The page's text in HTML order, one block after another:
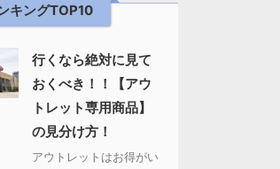
キングTOP10
行くなら絶対に見て
おくべき！！【アウ
トレット専用商品】
の見分け方！
アウトレットはお得がい